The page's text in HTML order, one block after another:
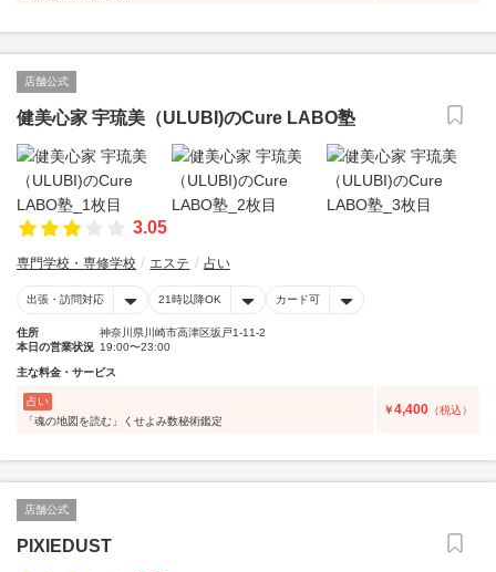
店舗公式
健美心家 宇琉美（ULUBI)のCure LABO塾
3.05
専門学校・専修学校 エステ 占い
出張・訪問対応 21時以降OK カード可
住所
神奈川県川崎市高津区坂戸1-11-2
本日の営業状況 19:00〜23:00
主な料金・サービス
占い
「魂の地図を読む」くせよみ数秘術鑑定
￥4,400 （税込）
店舗公式
PIXIEDUST